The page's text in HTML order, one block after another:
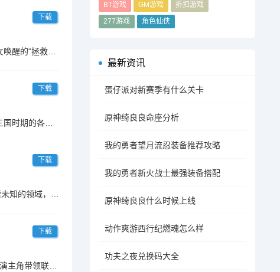
BT游戏
GM游戏
折扣游戏
277游戏
角色仙侠
最新资讯
蛋仔派对新赛季有什么关卡
原神绮良良命座分析
我的勇者望月流忍装备推荐攻略
我的勇者新火战士最强装备搭配
原神绮良良什么时候上线
动作爽游西行纪燃魂怎么样
功夫之夜兑换码大全
下载
下载
下载
下载